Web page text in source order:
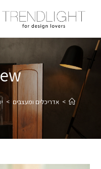
> אדריכלים ומעצבים >